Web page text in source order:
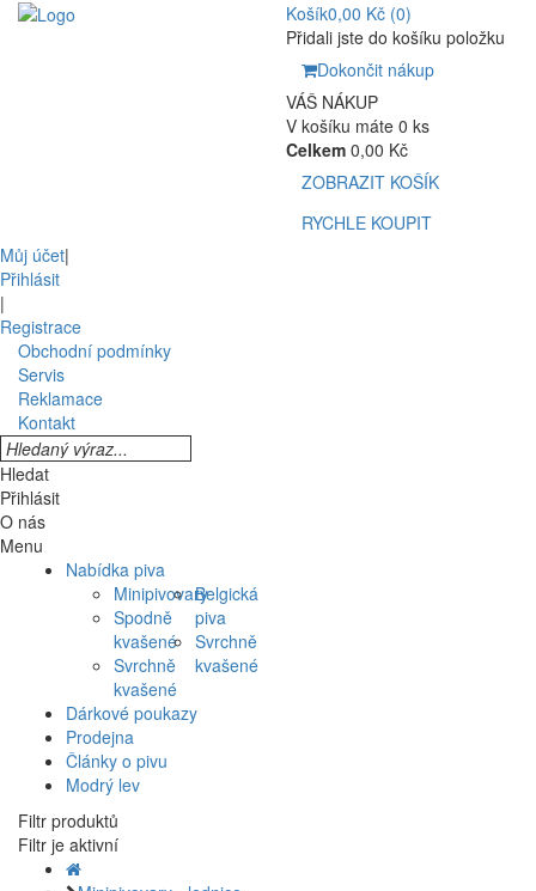
Košík0,00 Kč (0)
Přidali jste do košíku položku
Dokončit nákup
VÁŠ NÁKUP
V košíku máte 0 ks
Celkem 0,00 Kč
ZOBRAZIT KOŠÍK
RYCHLE KOUPIT
Můj účet|
Přihlásit
|
Registrace
Obchodní podmínky
Servis
Reklamace
Kontakt
Hledat
Přihlásit
O nás
Menu
Nabídka piva
Minipivovary
Spodně
kvašené
Svrchně
kvašené
Belgická
piva
Svrchně
kvašené
Dárkové poukazy
Prodejna
Články o pivu
Modrý lev
Filtr produktů
Filtr je aktivní